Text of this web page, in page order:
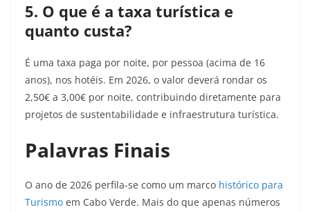
5. O que é a taxa turística e
quanto custa?
É uma taxa paga por noite, por pessoa (acima de 16
anos), nos hotéis. Em 2026, o valor deverá rondar os
2,50€ a 3,00€ por noite, contribuindo diretamente para
projetos de sustentabilidade e infraestrutura turística.
Palavras Finais
O ano de 2026 perfila-se como um marco histórico para
Turismo em Cabo Verde. Mais do que apenas números